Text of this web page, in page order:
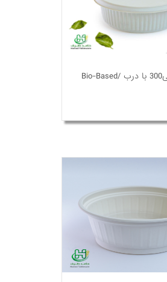
خورشتی گیاهی300 با درب /Bio-Based